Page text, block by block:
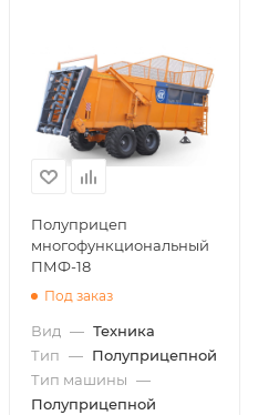
Полуприцеп
многофункциональный
ПМФ-18
Под заказ
Вид — Техника
Тип — Полуприцепной
Тип машины —
Полуприцепной